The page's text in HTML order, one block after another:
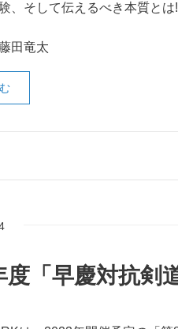
、そして伝えるべき本質とは
田竜太
度「早慶対抗剣